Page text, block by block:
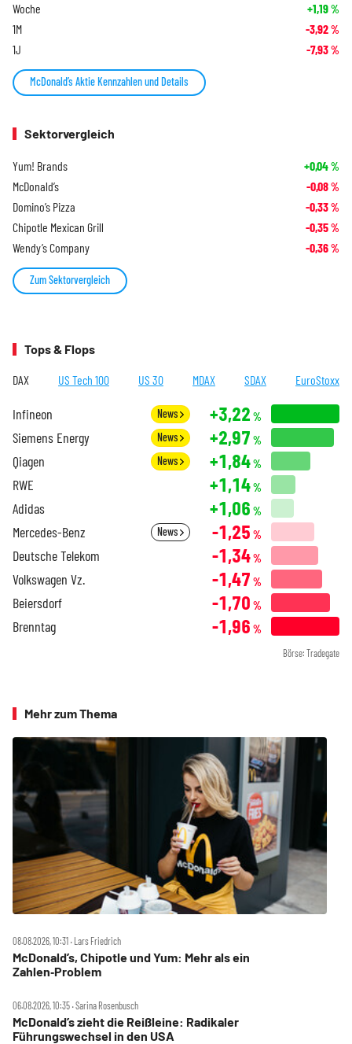
Woche +1,19%
1M -3,92%
1J -7,93%
McDonald’s Aktie Kennzahlen und Details
Sektorvergleich
Yum! Brands +0,04%
McDonald’s -0,08%
Domino’s Pizza -0,33%
Chipotle Mexican Grill -0,35%
Wendy’s Company -0,36%
Zum Sektorvergleich
Tops & Flops
DAX US Tech 100 US 30 MDAX SDAX EuroStoxx
Infineon News +3,22 %
Siemens Energy News +2,97 %
Qiagen News +1,84%
RWE +1,14%
Adidas +1,06 %
Mercedes-Benz News -1,25 %
Deutsche Telekom -1,34%
Volkswagen Vz. -1,47 %
Beiersdorf -1,70 %
Brenntag -1,96 %
Börse: Tradegate
Mehr zum Thema
08.08.2026, 10:31 ‧ Lars Friedrich
McDonald’s, Chipotle und Yum: Mehr als ein
Zahlen‑Problem
06.08.2026, 10:35 ‧ Sarina Rosenbusch
McDonald’s zieht die Reißleine: Radikaler
Führungswechsel in den USA